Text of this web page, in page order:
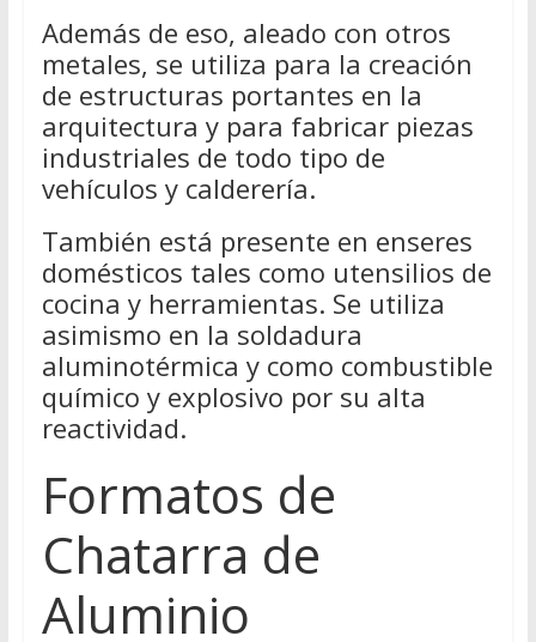
Además de eso, aleado con otros
metales, se utiliza para la creación
de estructuras portantes en la
arquitectura y para fabricar piezas
industriales de todo tipo de
vehículos y calderería.
También está presente en enseres
domésticos tales como utensilios de
cocina y herramientas. Se utiliza
asimismo en la soldadura
aluminotérmica y como combustible
químico y explosivo por su alta
reactividad.
Formatos de
Chatarra de
Aluminio